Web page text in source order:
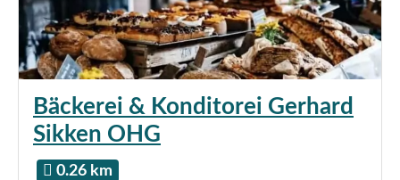
Bäckerei & Konditorei Gerhard
Sikken OHG
0.26 km